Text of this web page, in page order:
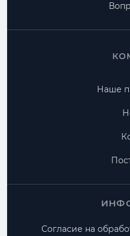
Наше
Согласие на